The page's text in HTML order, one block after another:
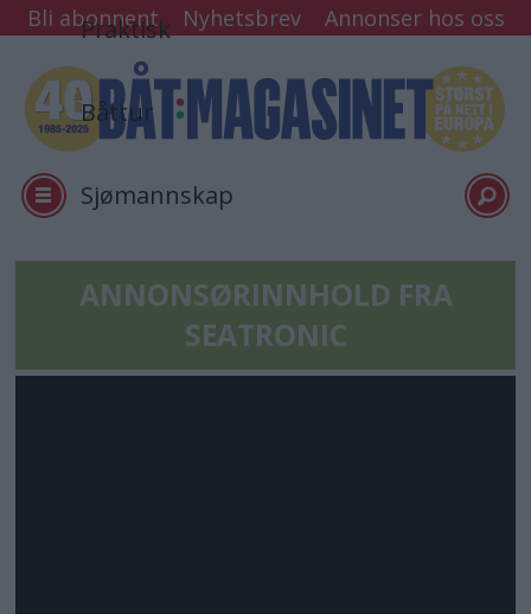
Bli abonnent Nyhetsbrev Annonser hos oss
Praktisk
Båttur
Sjømannskap
Tester
ANNONSØRINNHOLD FRA
SEATRONIC